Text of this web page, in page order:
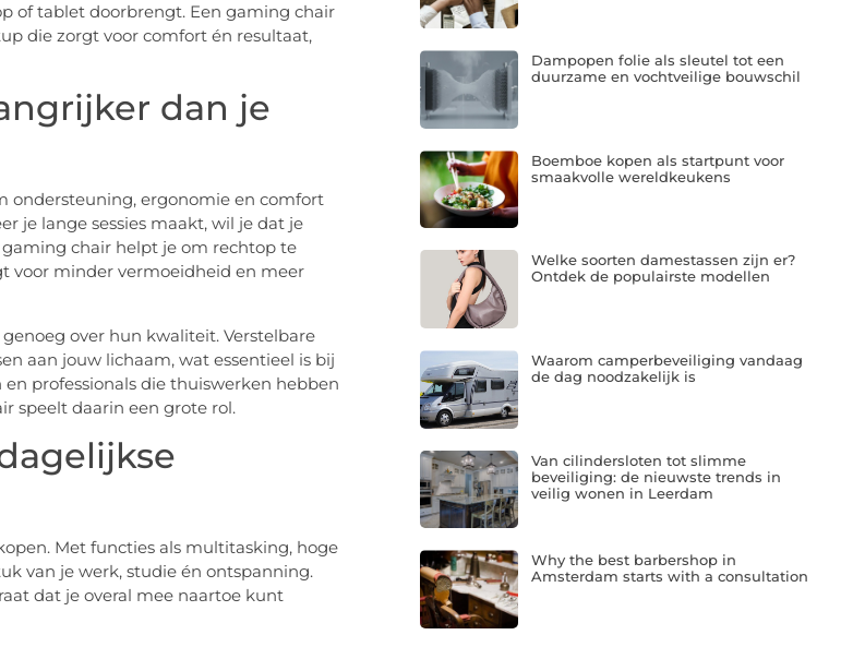
of tablet doorbrengt. Een gaming chair
die zorgt voor comfort én resultaat,
dan je
ondersteuning, ergonomie en comfort
je lange sessies maakt, wil je dat je
chair helpt je om rechtop te
voor minder vermoeidheid en meer
over hun kwaliteit. Verstelbare
aan jouw lichaam, wat essentieel is bij
professionals die thuiswerken hebben
speelt daarin een grote rol.
Met functies als multitasking, hoge
van je werk, studie én ontspanning.
dat je overal mee naartoe kunt
Dampopen folie als sleutel tot een
duurzame en vochtveilige bouwschil
Boemboe kopen als startpunt voor
smaakvolle wereldkeukens
Welke soorten damestassen zijn er?
Ontdek de populairste modellen
Waarom camperbeveiliging vandaag
de dag noodzakelijk is
Van cilindersloten tot slimme
beveiliging: de nieuwste trends in
veilig wonen in Leerdam
Why the best barbershop in
Amsterdam starts with a consultation